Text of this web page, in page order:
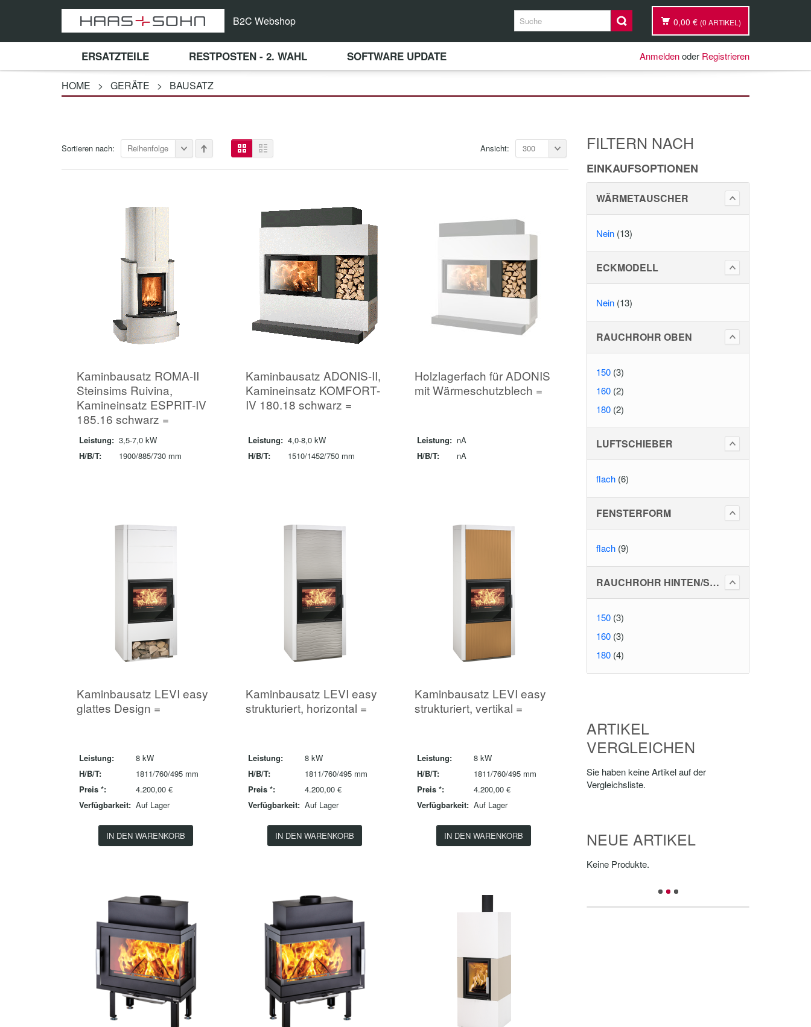
B2C Webshop 0,00 € (0 ARTIKEL)
ERSATZTEILE RESTPOSTEN - 2. WAHL SOFTWARE UPDATE Anmeldenoder Registrieren
HOME > GERÄTE > BAUSATZ
Sortieren nach: Reihenfolge Ansicht: 300
Kaminbausatz ROMA-II
Steinsims Ruivina,
Kamineinsatz ESPRIT-IV
185.16 schwarz =
Leistung: 3,5-7,0 kW
H/B/T:
1900/885/730 mm
Kaminbausatz ADONIS-II,
Kamineinsatz KOMFORT-
IV 180.18 schwarz =
Leistung: 4,0-8,0 kW
H/B/T:
1510/1452/750 mm
Holzlagerfach für ADONIS
mit Wärmeschutzblech =
Leistung: nA
H/B/T:
nA
Kaminbausatz LEVI easy
glattes Design =
Leistung:
8 kW
H/B/T:
1811/760/495 mm
Preis *:
4.200,00 €
Verfügbarkeit: Auf Lager
IN DEN WARENKORB
Kaminbausatz LEVI easy
strukturiert, horizontal =
Leistung:
8 kW
H/B/T:
1811/760/495 mm
Preis *:
4.200,00 €
Verfügbarkeit: Auf Lager
IN DEN WARENKORB
Kaminbausatz LEVI easy
strukturiert, vertikal =
Leistung:
8 kW
H/B/T:
1811/760/495 mm
Preis *:
4.200,00 €
Verfügbarkeit: Auf Lager
IN DEN WARENKORB
FILTERN NACH
EINKAUFSOPTIONEN
WÄRMETAUSCHER
Nein (13)
ECKMODELL
Nein (13)
RAUCHROHR OBEN
150 (3)
160 (2)
180 (2)
LUFTSCHIEBER
flach (6)
FENSTERFORM
flach (9)
RAUCHROHR HINTEN/SEITLICH
150 (3)
160 (3)
180 (4)
ARTIKEL
VERGLEICHEN
Sie haben keine Artikel auf der
Vergleichsliste.
NEUE ARTIKEL
Keine Produkte.